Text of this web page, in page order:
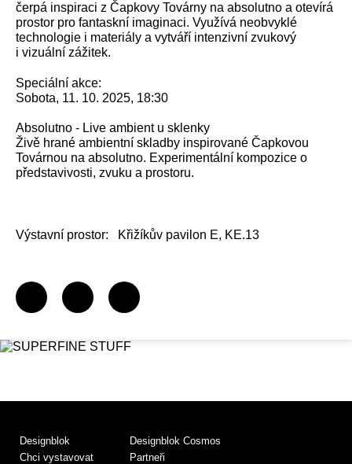
čerpá inspiraci z Čapkovy Továrny na absolutno a otevírá
prostor pro fantaskní imaginaci. Využívá neobvyklé
technologie i materiály a vytváří intenzivní zvukový
i vizuální zážitek.
Speciální akce:
Sobota, 11. 10. 2025, 18:30
Absolutno - Live ambient u sklenky
Živě hrané ambientní skladby inspirované Čapkovou
Továrnou na absolutno. Experimentální kompozice o
představivosti, zvuku a prostoru.
Výstavní prostor: Křižíkův pavilon E, KE.13
Designblok
Chci vystavovat
Designblok Cosmos
Partneři